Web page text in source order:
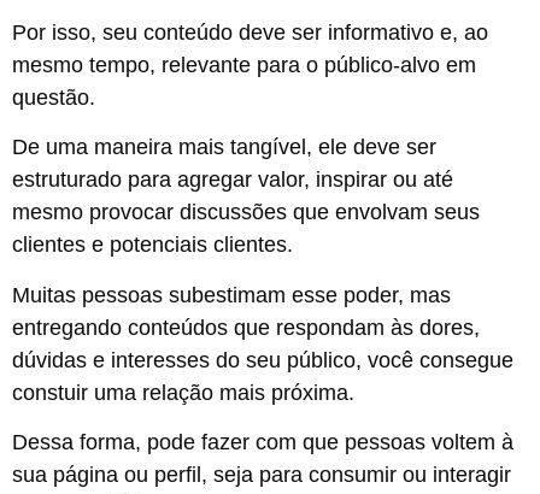
Por isso, seu conteúdo deve ser informativo e, ao
mesmo tempo, relevante para o público-alvo em
questão.
De uma maneira mais tangível, ele deve ser
estruturado para agregar valor, inspirar ou até
mesmo provocar discussões que envolvam seus
clientes e potenciais clientes.
Muitas pessoas subestimam esse poder, mas
entregando conteúdos que respondam às dores,
dúvidas e interesses do seu público, você consegue
constuir uma relação mais próxima.
Dessa forma, pode fazer com que pessoas voltem à
sua página ou perfil, seja para consumir ou interagir